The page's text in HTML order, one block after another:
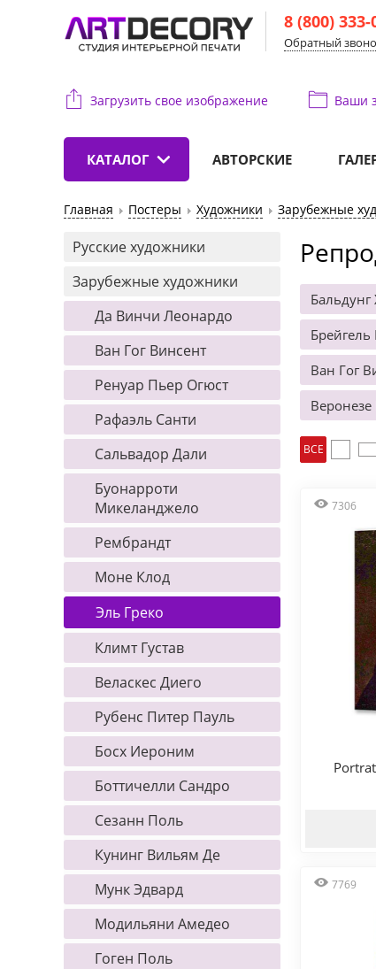
8 (800) 333-
Обратный
Загрузить свое изображение Ваши
КАТАЛОГ АВТОРСКИЕ
Главная Постеры Художники Зарубежные
Русские художники
Зарубежные художники
Да Винчи Леонардо
Ван Гог Винсент
Ренуар Пьер Огюст
Рафаэль Санти
Сальвадор Дали
Буонарроти
Микеланджело
Рембрандт
Моне Клод
Эль Греко
Климт Густав
Веласкес Диего
Рубенс Питер Пауль
Босх Иероним
Боттичелли Сандро
Сезанн Поль
Кунинг Вильям Де
Мунк Эдвард
Модильяни Амедео
Гоген Поль
Бальдунг
Брейгель
Ван Гог
ВСЕ
7306
7769